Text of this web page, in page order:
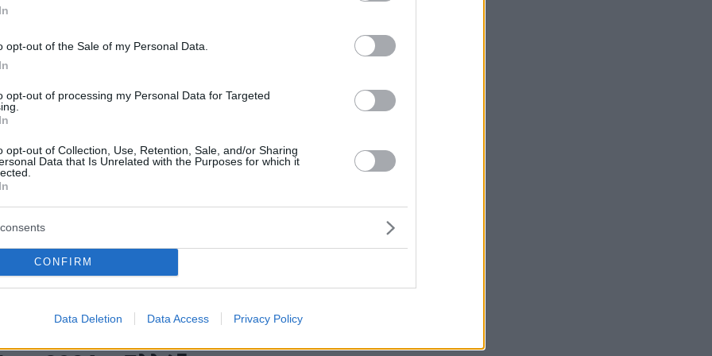
opt-out of the Sale of my Personal Data.
opt-out of processing my Personal Data for Targeted
opt-out of Collection, Use, Retention, Sale, and/or Sharing
Data that Is Unrelated with the Purposes for which it
CONFIRM
Data Deletion Data Access Privacy Policy
δεν αποφασίζουν οι
και οι πατεράδες»
του Γεωργιανού διεθνή, η Νάπολι πήρε θέση
σαφές ότι ο παίκτης δεν πωλείται
για την πρόκριση της
επί της Ελλάδας: Ήμασταν
11 - Βίντεο
θα παίξει για πρώτη φορά σε Euro με την
15